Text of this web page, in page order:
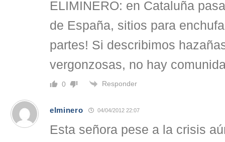
ELIMINERO: en Cataluña
de España, sitios para
partes! Si describimos
vergonzosas, no hay
0 Responder
elminero 04/04/2012 22:07
Esta señora pese a la crisis